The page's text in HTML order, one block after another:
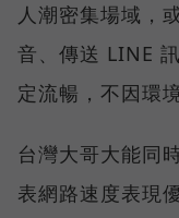
人潮密集場域，
音、傳送 LINE
定流暢，不因環
台灣大哥大能同
表網路速度表現